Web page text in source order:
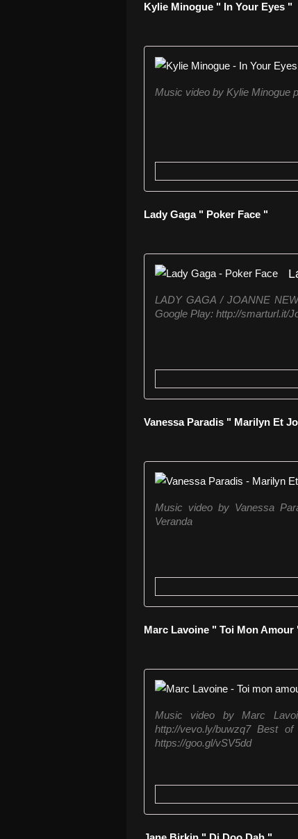
Kylie Minogue " In Your Eyes "
Music video by Kylie Minogue
Lady Gaga " Poker Face "
LADY GAGA / JOANNE
Google Play: http://smarturl.it/
Vanessa Paradis " Marilyn Et
Music video by Vanessa
Veranda
Marc Lavoine " Toi Mon Amour
Music video by Marc
http://vevo.ly/buwzq7 Best
https://goo.gl/vSV5dd